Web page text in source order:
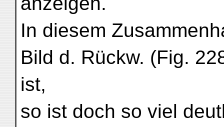
In diesem
Bild d. Rückw. (Fig.
ist,
so ist doch so viel